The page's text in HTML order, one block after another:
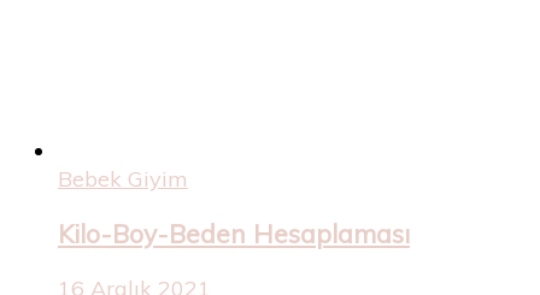
Bebek Giyim
Kilo-Boy-Beden Hesaplaması
16 Aralık 2021